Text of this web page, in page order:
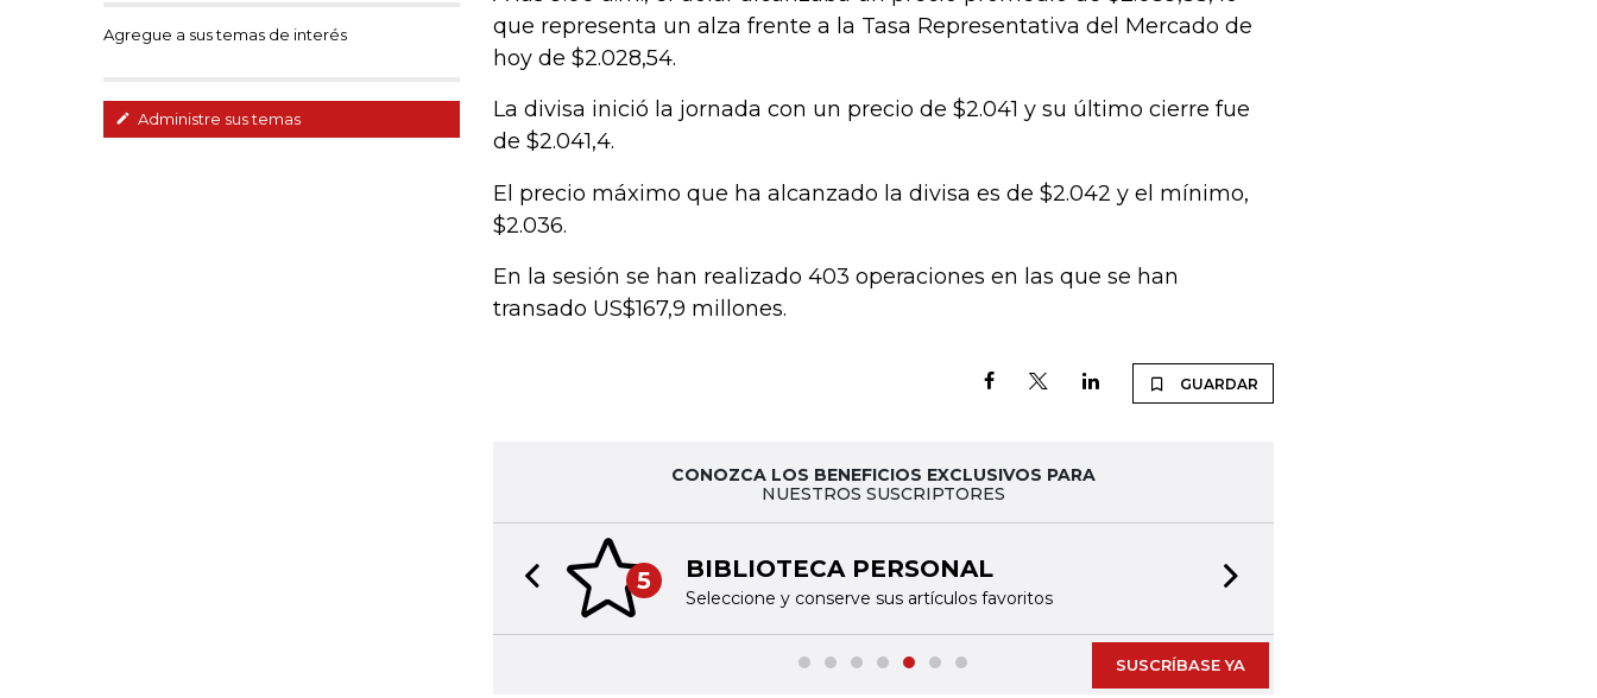
Agregue a sus temas de interés
Administre sus temas
que representa un alza frente a la Tasa Representativa del Mercado de
hoy de $2.028,54.
La divisa inició la jornada con un precio de $2.041 y su último cierre fue
de $2.041,4.
El precio máximo que ha alcanzado la divisa es de $2.042 y el mínimo,
$2.036.
En la sesión se han realizado 403 operaciones en las que se han
transado US$167,9 millones.
GUARDAR
CONOZCA LOS BENEFICIOS EXCLUSIVOS PARA
NUESTROS SUSCRIPTORES
5 BIBLIOTECA PERSONAL
Seleccione y conserve sus artículos favoritos
Previous slide
SUSCRÍBASE YA